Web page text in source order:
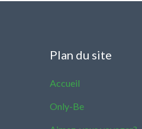
Plan du site
Accueil
Only-Be